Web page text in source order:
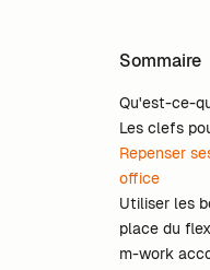
Sommaire
Qu'est-ce-
Les clefs
Repenser
office
Utiliser les
place du
m-work